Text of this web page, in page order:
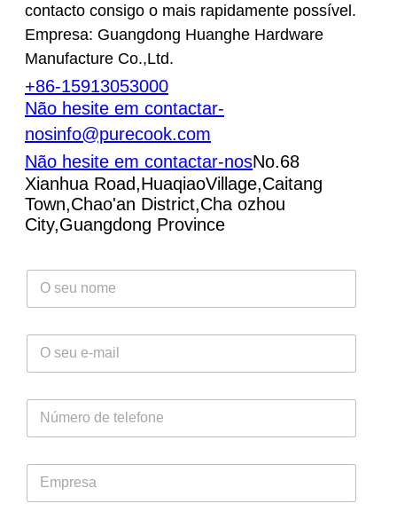
contacto consigo o mais rapidamente possível.
Empresa: Guangdong Huanghe Hardware
Manufacture Co.,Ltd.
+86-15913053000
Não hesite em contactar-
nosinfo@purecook.com
Não hesite em contactar-nosNo.68
Xianhua Road,HuaqiaoVillage,Caitang
Town,Chao'an District,Cha ozhou
City,Guangdong Province